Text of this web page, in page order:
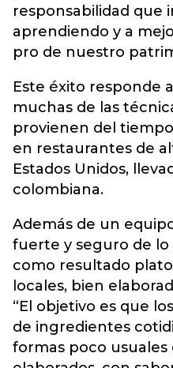
responsabilidad que
aprendiendo y a
pro de nuestro
Este éxito responde
muchas de las
provienen del
en restaurantes de
Estados Unidos,
colombiana.
Además de un
fuerte y seguro de
como resultado
locales, bien
“El objetivo es que
de ingredientes
formas poco